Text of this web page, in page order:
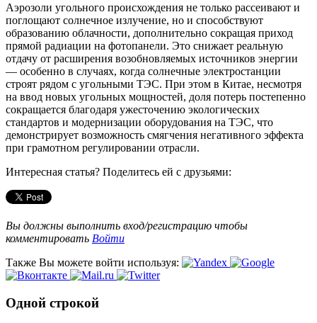
Аэрозоли угольного происхождения не только рассеивают и
поглощают солнечное излучение, но и способствуют
образованию облачности, дополнительно сокращая приход
прямой радиации на фотопанели. Это снижает реальную
отдачу от расширения возобновляемых источников энергии
— особенно в случаях, когда солнечные электростанции
строят рядом с угольными ТЭС. При этом в Китае, несмотря
на ввод новых угольных мощностей, доля потерь постепенно
сокращается благодаря ужесточению экологических
стандартов и модернизации оборудования на ТЭС, что
демонстрирует возможность смягчения негативного эффекта
при грамотном регулировании отрасли.
Интересная статья? Поделитесь ей с друзьями:
Вы должны выполнить вход/регистрацию чтобы
комментировать Войти
Также Вы можете войти используя:
Одной строкой